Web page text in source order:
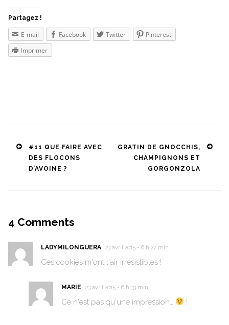
Partagez !
E-mail Facebook Twitter
Pinterest
Imprimer
Post
navigation
#11 QUE FAIRE AVEC
DES FLOCONS
D’AVOINE ?
GRATIN DE GNOCCHIS,
CHAMPIGNONS ET
GORGONZOLA
4 Comments
LADYMILONGUERA 23 avril 2015 - 6 h 27 min
Ces cookies m'ont l'air irrésistibles !
MARIE 23 avril 2015 - 6 h 33 min
Ce n'est pas qu'une impression… !